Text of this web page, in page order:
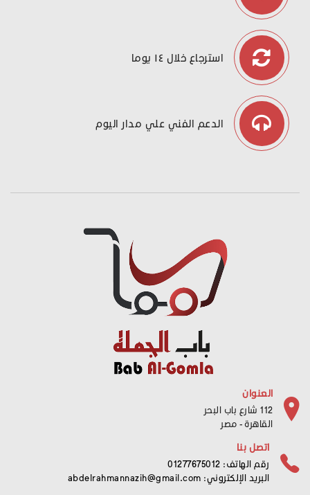
استرجاع خلال ١٤ يوما
الدعم الفني علي مدار اليوم
العنوان
112 شارع باب البحر
القاهرة - مصر
اتصل بنا
رقم الهاتف: 01277675012
البريد الإلكتروني: abdelrahmannazih@gmail.com